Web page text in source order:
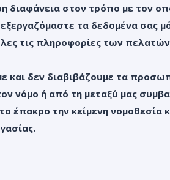
διαφάνεια στον τρόπο με τον
τα δεδομένα σας
τις πληροφορίες των
και δεν διαβιβάζουμε τα
νόμο ή από τη μεταξύ μας
έπακρο την κείμενη